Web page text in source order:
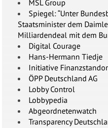
MSL Group
Spiegel: “Unter
Staatsminister dem
Milliardendeal mit dem
Digital Courage
Hans-Hermann Tiedje
Initiative
ÖPP Deutschland AG
Lobby Control
Lobbypedia
Abgeordnetenwatch
Transparency